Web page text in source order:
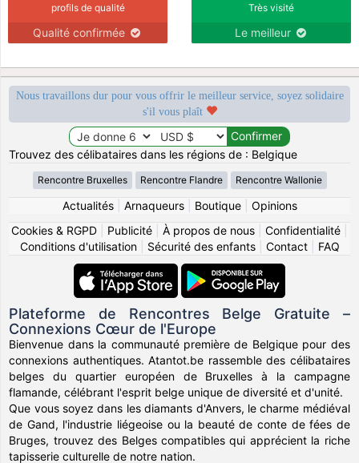
profils de qualité
Qualité confirmée
Très visité
Le meilleur
Nous travaillons dur pour vous offrir le meilleur service, soyez solidaire
s'il vous plaît
Trouvez des célibataires dans les régions de : Belgique
Rencontre Bruxelles Rencontre Flandre Rencontre Wallonie
Actualités| Arnaqueurs| Boutique| Opinions
Cookies & RGPD
Publicité À propos de nous Confidentialité
Conditions d'utilisation| Sécurité des enfants| Contact| FAQ
Plateforme de Rencontres Belge Gratuite –
Connexions Cœur de l'Europe
Bienvenue dans la communauté première de Belgique pour des
connexions authentiques. Atantot.be rassemble des célibataires
belges du quartier européen de Bruxelles à la campagne
flamande, célébrant l'esprit belge unique de diversité et d'unité.
Que vous soyez dans les diamants d'Anvers, le charme médiéval
de Gand, l'industrie liégeoise ou la beauté de conte de fées de
Bruges, trouvez des Belges compatibles qui apprécient la riche
tapisserie culturelle de notre nation.